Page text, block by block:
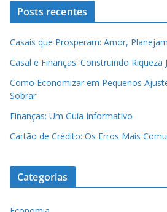
Posts recentes
Casais que Prosperam: Amor,
Casal e Finanças: Construindo Riqueza
Como Economizar em Pequenos
Sobrar
Finanças: Um Guia Informativo
Cartão de Crédito: Os Erros Mais
Categorias